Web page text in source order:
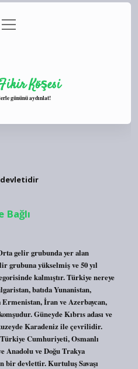
menüyü
aç
Köşesi
gününü aydınlat!
devletidir
Bağlı
gelir grubunda yer alan
grubuna yükselmiş ve 50 yıl
kalmıştır. Türkiye nereye
batıda Yunanistan,
İran ve Azerbaycan,
Güneyde Kıbrıs adası ve
Karadeniz ile çevrilidir.
Cumhuriyeti, Osmanlı
Anadolu ve Doğu Trakya
bir devlettir. Kurtuluş Savaşı